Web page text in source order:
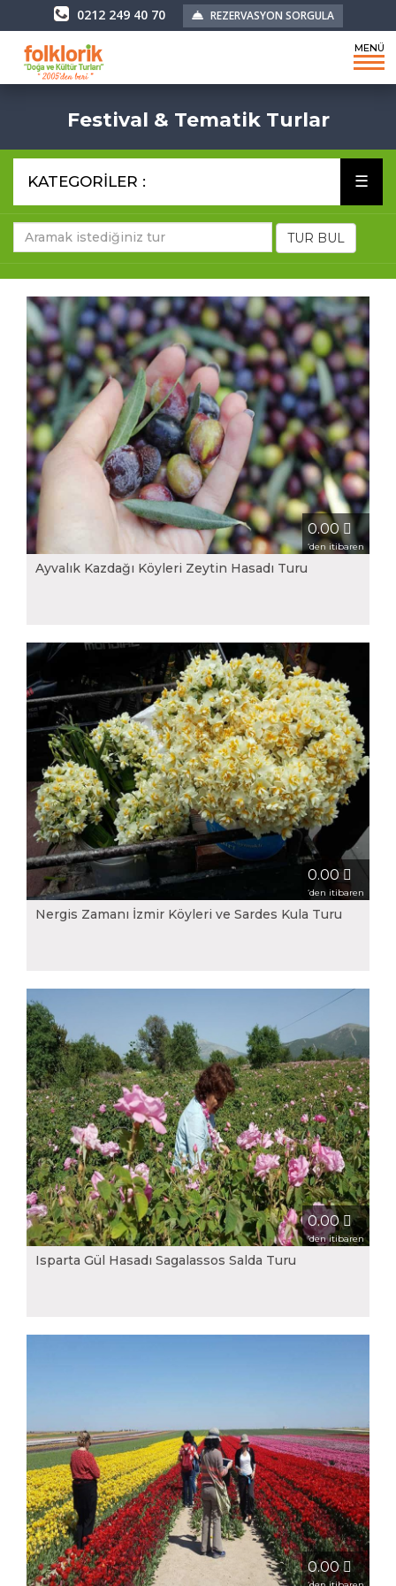
0212 249 40 70 REZERVASYON SORGULA
MENÜ
Festival & Tematik Turlar
KATEGORİLER : ☰
TUR BUL
0.00
‘den itibaren
Ayvalık Kazdağı Köyleri Zeytin Hasadı Turu
0.00
‘den itibaren
Nergis Zamanı İzmir Köyleri ve Sardes Kula Turu
0.00
‘den itibaren
Isparta Gül Hasadı Sagalassos Salda Turu
0.00